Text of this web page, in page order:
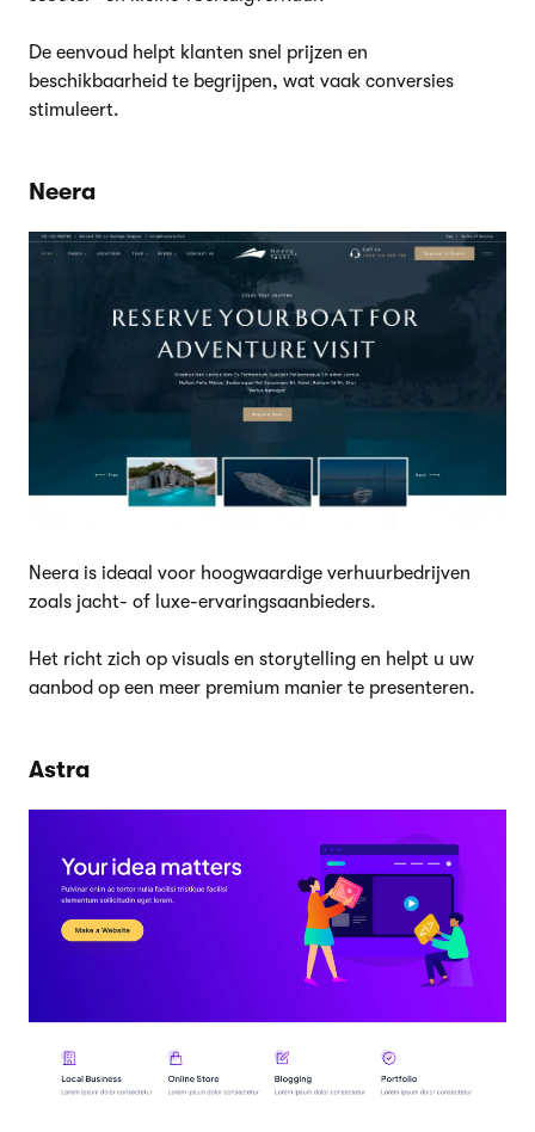
De eenvoud helpt klanten snel prijzen en
beschikbaarheid te begrijpen, wat vaak conversies
stimuleert.
Neera
Neera is ideaal voor hoogwaardige verhuurbedrijven
zoals jacht- of luxe-ervaringsaanbieders.
Het richt zich op visuals en storytelling en helpt u uw
aanbod op een meer premium manier te presenteren.
Astra